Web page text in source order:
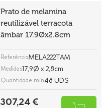
Prato de melamina
reutilizável terracota
âmbar 17.9Øx2.8cm
ReferênciaMELA222TAM
Medidas17,9Ø x 2,8cm
Quantidade mín48 UDS
307,24 €